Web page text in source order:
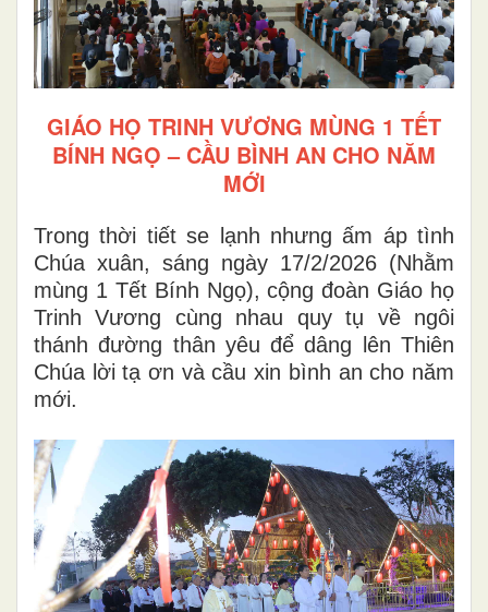
GIÁO HỌ TRINH VƯƠNG MÙNG 1 TẾT
BÍNH NGỌ – CẦU BÌNH AN CHO NĂM
MỚI
Trong thời tiết se lạnh nhưng ấm áp tình
Chúa xuân, sáng ngày 17/2/2026 (Nhằm
mùng 1 Tết Bính Ngọ), cộng đoàn Giáo họ
Trinh Vương cùng nhau quy tụ về ngôi
thánh đường thân yêu để dâng lên Thiên
Chúa lời tạ ơn và cầu xin bình an cho năm
mới.